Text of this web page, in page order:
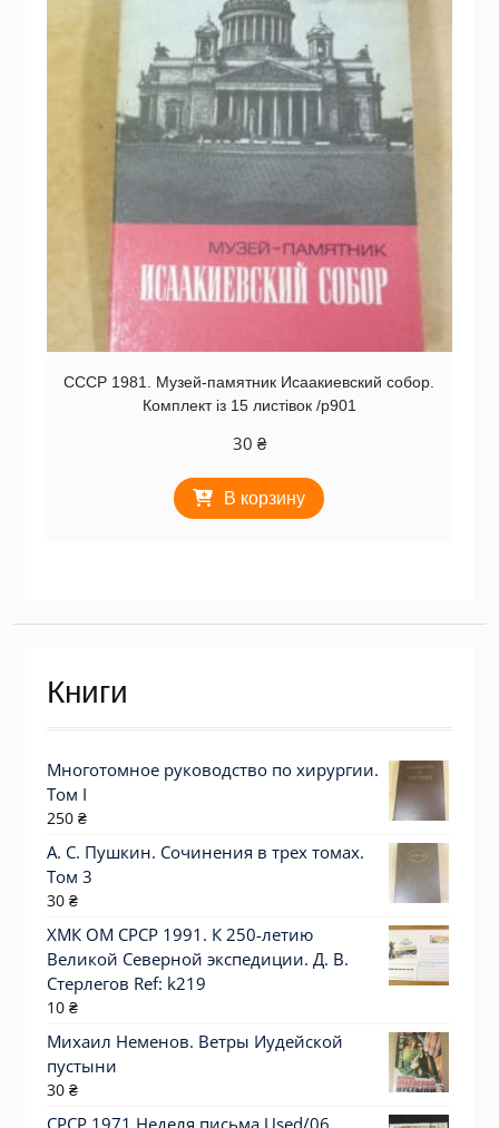
СССР 1981. Музей-памятник Исаакиевский собор.
Комплект із 15 листівок /р901
30 ₴
В корзину
Книги
Многотомное руководство по хирургии.
Том I
250 ₴
А. С. Пушкин. Сочинения в трех томах.
Том 3
30 ₴
ХМК ОМ СРСР 1991. К 250-летию
Великой Северной экспедиции. Д. В.
Стерлегов Ref: k219
10 ₴
Михаил Неменов. Ветры Иудейской
пустыни
30 ₴